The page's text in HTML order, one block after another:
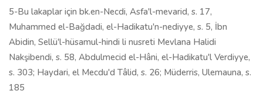
5-Bu lakaplar için bk.en-Necdi, Asfa'l-mevarid, s. 17,
Muhammed el-Bağdadi, el-Hadikatu'n-nediyye, s. 5, İbn
Abidin, Sellü'l-hüsamul-hindi li nusreti Mevlana Halidi
Nakşibendi, s. 58, Abdulmecid el-Hâni, el-Hadikatu'l Verdiyye,
s. 303; Haydari, el Mecdu'd Tâlid, s. 26; Müderris, Ulemauna, s.
185